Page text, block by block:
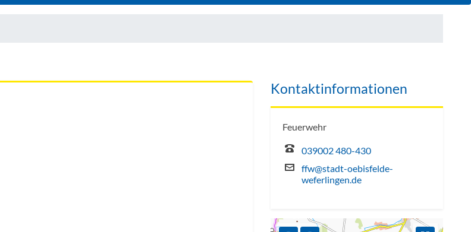
Kontaktinformationen
Feuerwehr
039002 480-430
ffw@stadt-oebisfelde-
weferlingen.de